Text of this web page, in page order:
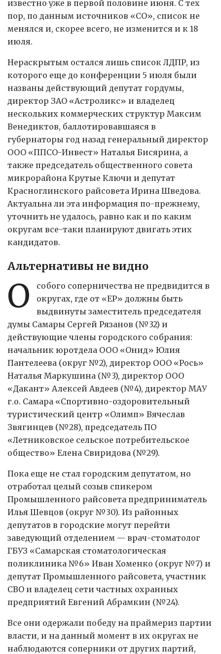
известно уже в первой половине июня. С тех
пор, по данным источников «СО», список не
менялся и, скорее всего, не изменится и к 18
июля.
Нераскрытым остался лишь список ЛДПР, из
которого еще до конференции 5 июля были
названы действующий депутат гордумы,
директор ЗАО «Астроликс» и владелец
нескольких коммерческих структур Максим
Венедиктов, баллотировавшаяся в
губернаторы год назад генеральный директор
ООО «ППСО-Инвест» Наталья Бисярина, а
также председатель общественного совета
микрорайона Крутые Ключи и депутат
Красноглинского райсовета Ирина Шведова.
Актуальна ли эта информация по-прежнему,
уточнить не удалось, равно как и по каким
округам все-таки планируют двигать этих
кандидатов.
Альтернативы не видно
О
собого соперничества не предвидится в
округах, где от «ЕР» должны быть
выдвинуты заместитель председателя
думы Самары Сергей Рязанов (№32) и
действующие члены городского собрания:
начальник юротдела ООО «Онид» Юлия
Пантелеева (округ №2), директор ООО «Рось»
Наталья Маркушина (№3), директор ООО
«Дакант» Алексей Авдеев (№4), директор МАУ
г.о. Самара «Спортивно-оздоровительный
туристический центр «Олимп» Вячеслав
Звягинцев (№28), председатель ПО
«Летниковское сельское потребительское
общество» Елена Свиридова (№29).
Пока еще не стал городским депутатом, но
отработал целый созыв спикером
Промышленного райсовета предприниматель
Илья Шевцов (округ №30). Из районных
депутатов в городские могут перейти
заведующий отделением — врач-стоматолог
ГБУЗ «Самарская стоматологическая
поликлиника №6» Иван Хоменко (округ №7) и
депутат Промышленного райсовета, участник
СВО и владелец сети частных охранных
предприятий Евгений Абрамкин (№24).
Все они одержали победу на праймериз партии
власти, и на данный момент в их округах не
наблюдаются соперники от других партий,